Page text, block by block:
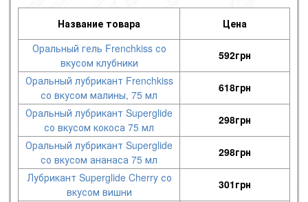
Название товара
Цена
Оральный гель Frenchkiss со
вкусом клубники
592грн
Оральный лубрикант Frenchkiss
со вкусом малины, 75 мл
618грн
Оральный лубрикант Superglide
со вкусом кокоса 75 мл
298грн
Оральный лубрикант Superglide
со вкусом ананаса 75 мл
298грн
Лубрикант Superglide Cherry со
вкусом вишни
301грн